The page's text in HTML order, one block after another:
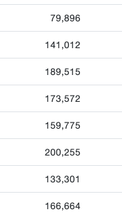
79,896
141,012
189,515
173,572
159,775
200,255
133,301
166,664